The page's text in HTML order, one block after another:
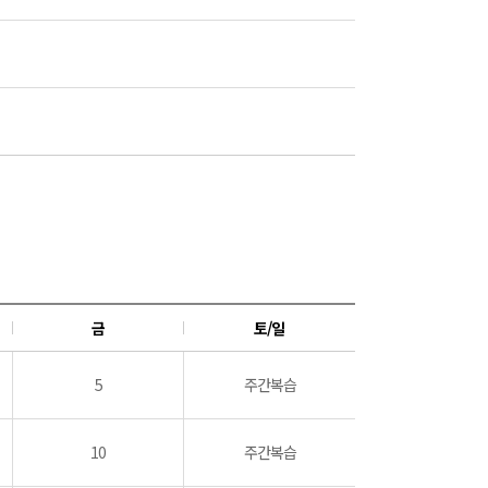
금 토/일
5 주간복습
10 주간복습